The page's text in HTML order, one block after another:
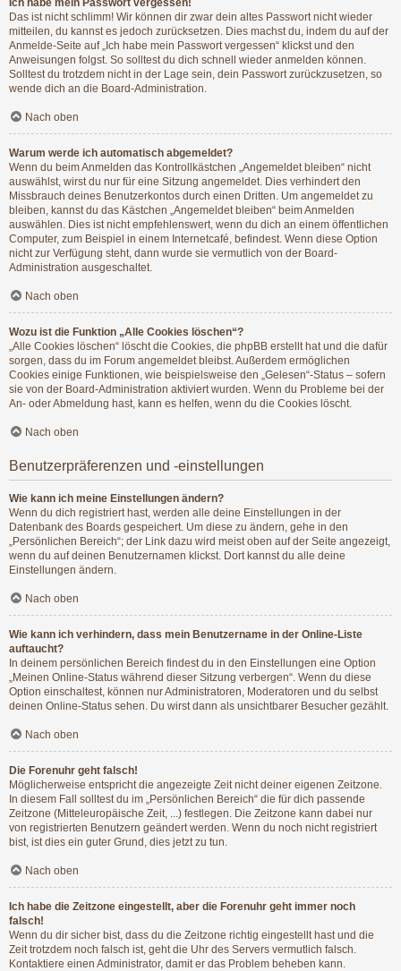
Das ist nicht schlimm! Wir können dir zwar dein altes Passwort nicht wieder
mitteilen, du kannst es jedoch zurücksetzen. Dies machst du, indem du auf der
Anmelde-Seite auf „Ich habe mein Passwort vergessen“ klickst und den
Anweisungen folgst. So solltest du dich schnell wieder anmelden können.
Solltest du trotzdem nicht in der Lage sein, dein Passwort zurückzusetzen, so
wende dich an die Board-Administration.
Nach oben
Warum werde ich automatisch abgemeldet?
Wenn du beim Anmelden das Kontrollkästchen „Angemeldet bleiben“ nicht
auswählst, wirst du nur für eine Sitzung angemeldet. Dies verhindert den
Missbrauch deines Benutzerkontos durch einen Dritten. Um angemeldet zu
bleiben, kannst du das Kästchen „Angemeldet bleiben“ beim Anmelden
auswählen. Dies ist nicht empfehlenswert, wenn du dich an einem öffentlichen
Computer, zum Beispiel in einem Internetcafé, befindest. Wenn diese Option
nicht zur Verfügung steht, dann wurde sie vermutlich von der Board-
Administration ausgeschaltet.
Nach oben
Wozu ist die Funktion „Alle Cookies löschen“?
„Alle Cookies löschen“ löscht die Cookies, die phpBB erstellt hat und die dafür
sorgen, dass du im Forum angemeldet bleibst. Außerdem ermöglichen
Cookies einige Funktionen, wie beispielsweise den „Gelesen“-Status – sofern
sie von der Board-Administration aktiviert wurden. Wenn du Probleme bei der
An- oder Abmeldung hast, kann es helfen, wenn du die Cookies löscht.
Nach oben
Benutzerpräferenzen und -einstellungen
Wie kann ich meine Einstellungen ändern?
Wenn du dich registriert hast, werden alle deine Einstellungen in der
Datenbank des Boards gespeichert. Um diese zu ändern, gehe in den
„Persönlichen Bereich“; der Link dazu wird meist oben auf der Seite angezeigt,
wenn du auf deinen Benutzernamen klickst. Dort kannst du alle deine
Einstellungen ändern.
Nach oben
Wie kann ich verhindern, dass mein Benutzername in der Online-Liste
auftaucht?
In deinem persönlichen Bereich findest du in den Einstellungen eine Option
„Meinen Online-Status während dieser Sitzung verbergen“. Wenn du diese
Option einschaltest, können nur Administratoren, Moderatoren und du selbst
deinen Online-Status sehen. Du wirst dann als unsichtbarer Besucher gezählt.
Nach oben
Die Forenuhr geht falsch!
Möglicherweise entspricht die angezeigte Zeit nicht deiner eigenen Zeitzone.
In diesem Fall solltest du im „Persönlichen Bereich“ die für dich passende
Zeitzone (Mitteleuropäische Zeit, ...) festlegen. Die Zeitzone kann dabei nur
von registrierten Benutzern geändert werden. Wenn du noch nicht registriert
bist, ist dies ein guter Grund, dies jetzt zu tun.
Nach oben
Ich habe die Zeitzone eingestellt, aber die Forenuhr geht immer noch
falsch!
Wenn du dir sicher bist, dass du die Zeitzone richtig eingestellt hast und die
Zeit trotzdem noch falsch ist, geht die Uhr des Servers vermutlich falsch.
Kontaktiere einen Administrator, damit er das Problem beheben kann.